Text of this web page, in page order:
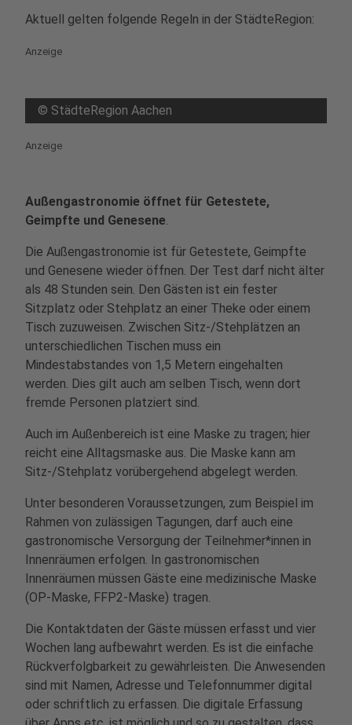
Aktuell gelten folgende Regeln in der StädteRegion:
Anzeige
© StädteRegion Aachen
Anzeige
Außengastronomie öffnet für Getestete,
Geimpfte und Genesene.
Die Außengastronomie ist für Getestete, Geimpfte
und Genesene wieder öffnen. Der Test darf nicht älter
als 48 Stunden sein. Den Gästen ist ein fester
Sitzplatz oder Stehplatz an einer Theke oder einem
Tisch zuzuweisen. Zwischen Sitz-/Stehplätzen an
unterschiedlichen Tischen muss ein
Mindestabstandes von 1,5 Metern eingehalten
werden. Dies gilt auch am selben Tisch, wenn dort
fremde Personen platziert sind.
Auch im Außenbereich ist eine Maske zu tragen; hier
reicht eine Alltagsmaske aus. Die Maske kann am
Sitz-/Stehplatz vorübergehend abgelegt werden.
Unter besonderen Voraussetzungen, zum Beispiel im
Rahmen von zulässigen Tagungen, darf auch eine
gastronomische Versorgung der Teilnehmer*innen in
Innenräumen erfolgen. In gastronomischen
Innenräumen müssen Gäste eine medizinische Maske
(OP-Maske, FFP2-Maske) tragen.
Die Kontaktdaten der Gäste müssen erfasst und vier
Wochen lang aufbewahrt werden. Es ist die einfache
Rückverfolgbarkeit zu gewährleisten. Die Anwesenden
sind mit Namen, Adresse und Telefonnummer digital
oder schriftlich zu erfassen. Die digitale Erfassung